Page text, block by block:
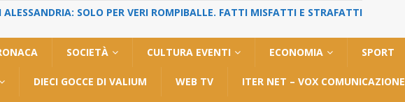
SOLO PER VERI ROMPIBALLE. FATTI MISFATTI E STRAFATTI
SOCIETÀ CULTURA EVENTI ECONOMIA SPORT
DIECI GOCCE DI VALIUM WEB TV ITER NET – VOX COMUNICAZIONE